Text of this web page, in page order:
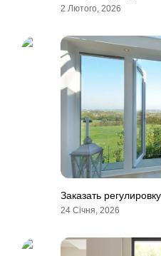
2 Лютого, 2026
Заказать
24 Січня, 2026